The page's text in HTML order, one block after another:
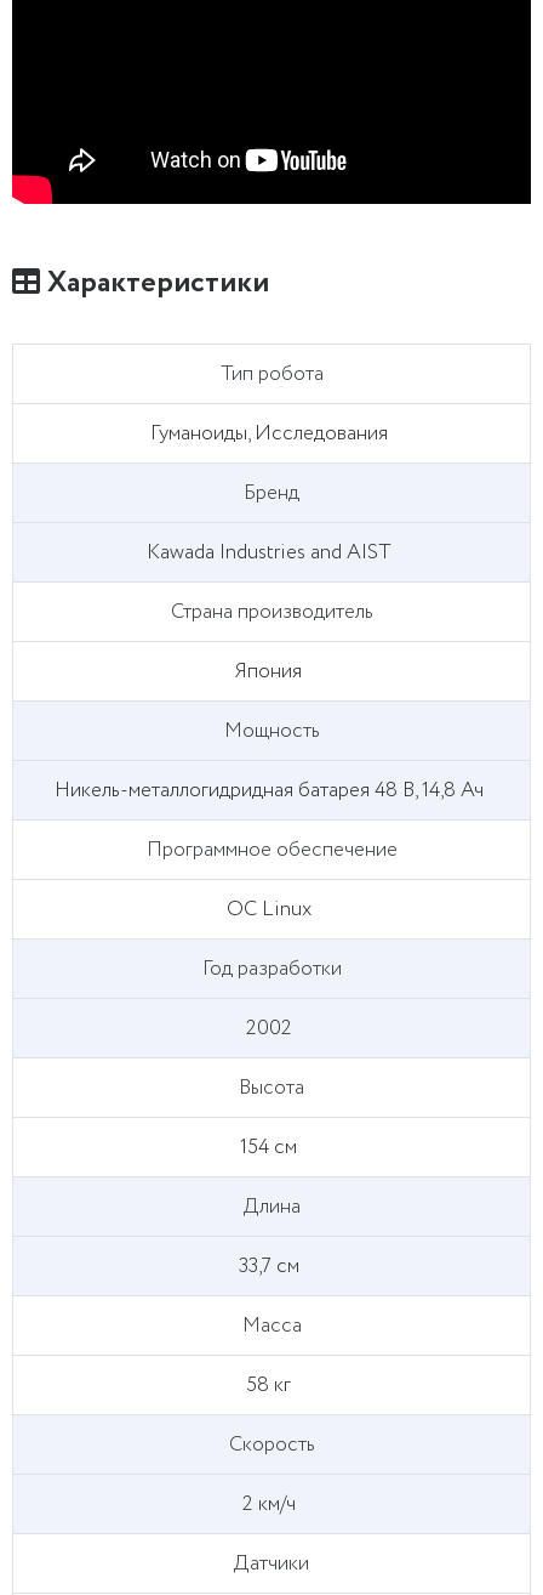
Характеристики
Тип робота
Гуманоиды, Исследования
Бренд
Kawada Industries and AIST
Страна производитель
Япония
Мощность
Никель-металлогидридная батарея 48 В, 14,8 Ач
Программное обеспечение
ОС Linux
Год разработки
2002
Высота
154 см
Длина
33,7 см
Масса
58 кг
Скорость
2 км/ч
Датчики